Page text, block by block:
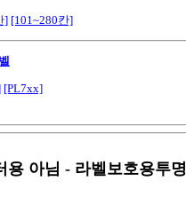
] [101~280칸]
[PL7xx]
용 아님 - 라벨보호용투명